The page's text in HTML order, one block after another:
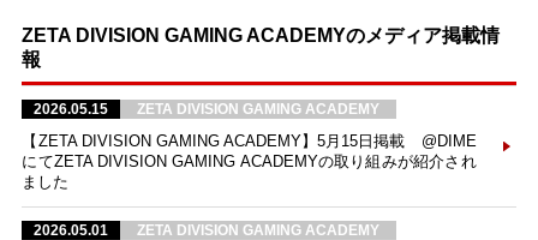
ZETA DIVISION GAMING ACADEMYのメディア掲載情
報
2026.05.15 ZETA DIVISION GAMING ACADEMY
【ZETA DIVISION GAMING ACADEMY】5月15日掲載 @DIME
にてZETA DIVISION GAMING ACADEMYの取り組みが紹介され
ました
2026.05.01 ZETA DIVISION GAMING ACADEMY